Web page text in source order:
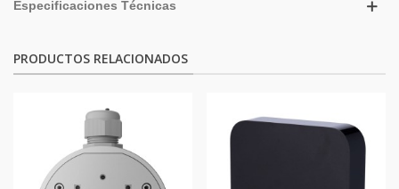
Especificaciones Técnicas
PRODUCTOS RELACIONADOS